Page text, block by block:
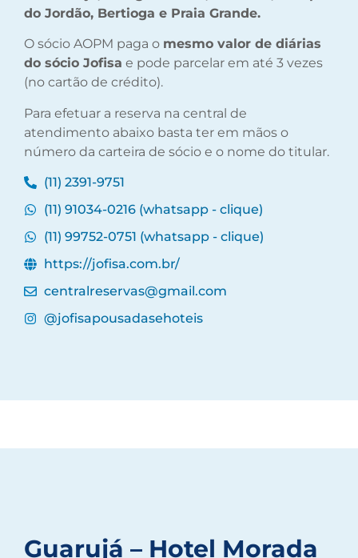
do Jordão, Bertioga e Praia Grande.
O sócio AOPM paga o mesmo valor de diárias
do sócio Jofisa e pode parcelar em até 3 vezes
(no cartão de crédito).
Para efetuar a reserva na central de
atendimento abaixo basta ter em mãos o
número da carteira de sócio e o nome do titular.
(11) 2391-9751
(11) 91034-0216 (whatsapp - clique)
(11) 99752-0751 (whatsapp - clique)
https://jofisa.com.br/
centralreservas@gmail.com
@jofisapousadasehoteis
Guarujá – Hotel Morada